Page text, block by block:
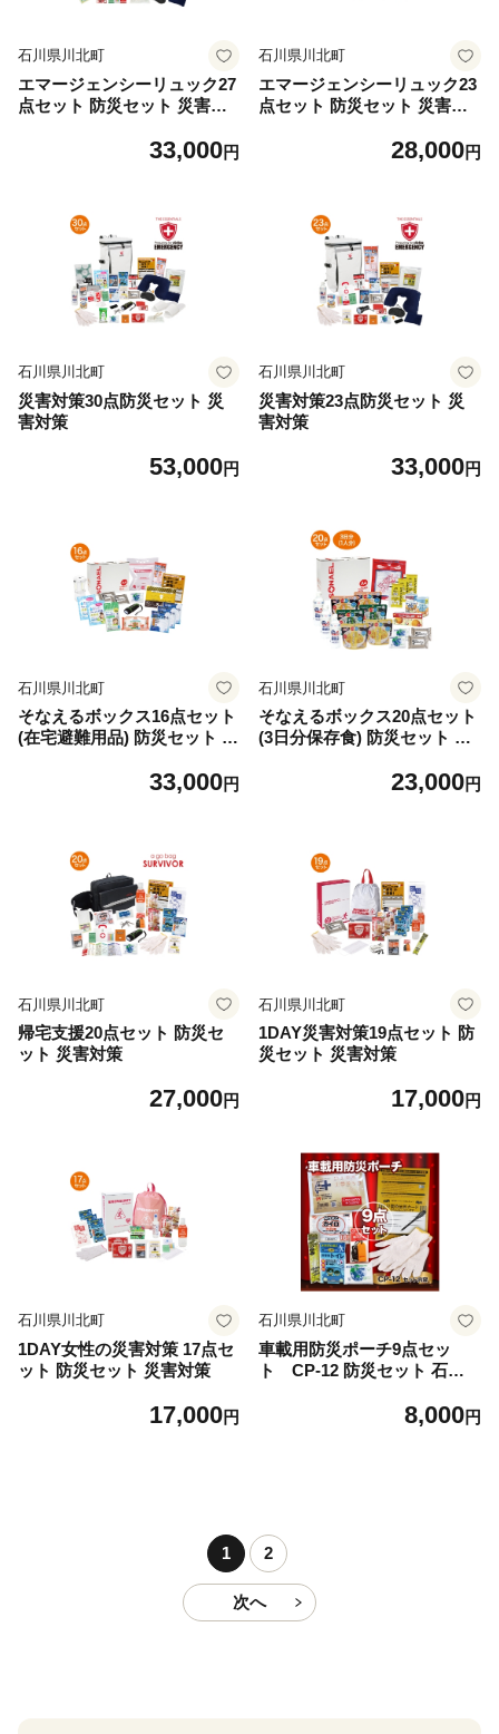
石川県川北町
エマージェンシーリュック27
点セット 防災セット 災害対
33,000円
石川県川北町
エマージェンシーリュック23
点セット 防災セット 災害対
28,000円
石川県川北町
災害対策30点防災セット 災
害対策
53,000円
石川県川北町
災害対策23点防災セット 災
害対策
33,000円
石川県川北町
そなえるボックス16点セット
(在宅避難用品) 防災セット 災
33,000円
石川県川北町
そなえるボックス20点セット
(3日分保存食) 防災セット 災
23,000円
石川県川北町
帰宅支援20点セット 防災セ
ット 災害対策
27,000円
石川県川北町
1DAY災害対策19点セット 防
災セット 災害対策
17,000円
石川県川北町
1DAY女性の災害対策 17点セ
ット 防災セット 災害対策
17,000円
石川県川北町
車載用防災ポーチ9点セッ
ト CP-12 防災セット 石川
8,000円
1 2
次へ